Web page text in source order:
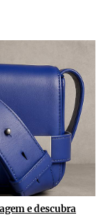
e descubra